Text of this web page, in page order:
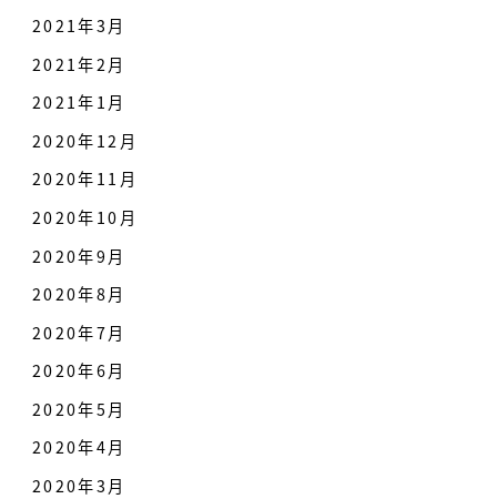
2021年3月
2021年2月
2021年1月
2020年12月
2020年11月
2020年10月
2020年9月
2020年8月
2020年7月
2020年6月
2020年5月
2020年4月
2020年3月